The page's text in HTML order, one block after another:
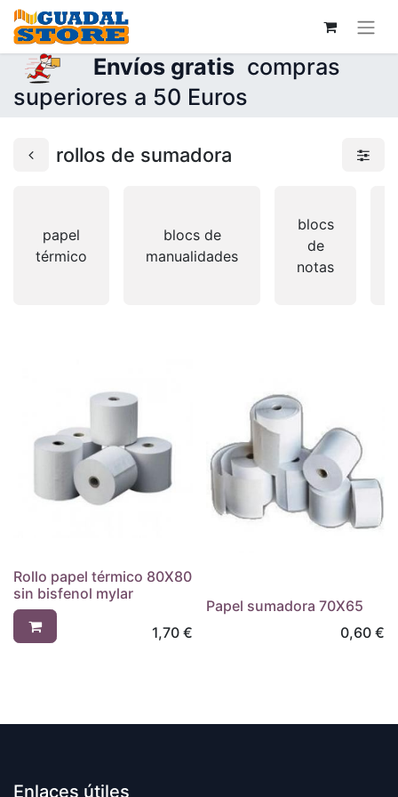
Envíos gratis compras
superiores a 50 Euros
rollos de sumadora
papel
térmico
blocs de
manualidades
blocs
de
notas
Rollo papel térmico 80X80
sin bisfenol mylar
1,70€
Papel sumadora 70X65
0,60 €
Enlaces útiles